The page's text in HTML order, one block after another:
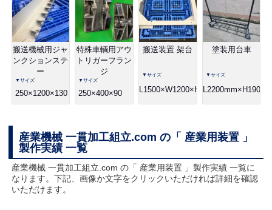
搬送機械用ジャ
ンクションステ
ー
▼サイズ
250×1200×130
特殊車輌用アウ
トリガーフラン
ジ
▼サイズ
250×400×90
搬送装置 架台
▼サイズ
L1500×W1200×H100
塗装用台車
▼サイズ
産業機械 一貫加工組立.com の「 産業用装置 」
製作実績 一覧
産業機械 一貫加工組立.com の「 産業用装置 」製作実績 一覧に
なります。下記、画像か文字をクリックいただければ詳細を確認
いただけます。